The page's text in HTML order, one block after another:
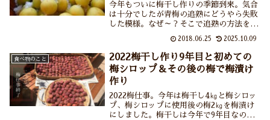
今年もついに梅干し作りの季節到来。気合
は十分でしたが青梅の追熟にどうやら失敗
した模様。なぜ～？そこで追熟の方法を調
年の梅干しは種が大きくていまひとつ、そ
して今年は追熟がうまくいかず、梅干し作
りの道は険しいですね。
2018.06.25 2025.10.09
食べ物のこと
2022梅干し作り9年目と初めての
梅シロップ＆その後の梅で梅漬け
作り
2022梅仕事。今年は梅干し4㎏と梅シロッ
プ、梅シロップに使用後の梅2㎏を梅漬け
にしました。梅干しは今年で9年目なので